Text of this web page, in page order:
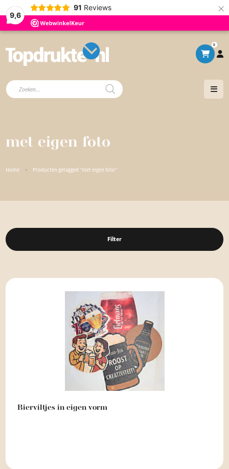
9,6
91 Reviews ×
0
Producten
zoeken
met eigen foto
Home · Producten getagged “met eigen foto”
Filter
Bierviltjes in eigen vorm